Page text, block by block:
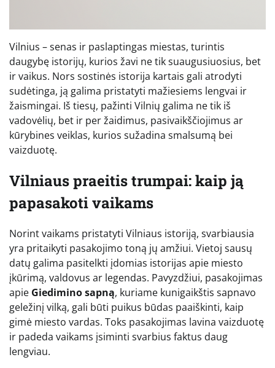
Vilnius – senas ir paslaptingas miestas, turintis
daugybę istorijų, kurios žavi ne tik suaugusiuosius, bet
ir vaikus. Nors sostinės istorija kartais gali atrodyti
sudėtinga, ją galima pristatyti mažiesiems lengvai ir
žaismingai. Iš tiesų, pažinti Vilnių galima ne tik iš
vadovėlių, bet ir per žaidimus, pasivaikščiojimus ar
kūrybines veiklas, kurios sužadina smalsumą bei
vaizduotę.
Vilniaus praeitis trumpai: kaip ją
papasakoti vaikams
Norint vaikams pristatyti Vilniaus istoriją, svarbiausia
yra pritaikyti pasakojimo toną jų amžiui. Vietoj sausų
datų galima pasitelkti įdomias istorijas apie miesto
įkūrimą, valdovus ar legendas. Pavyzdžiui, pasakojimas
apie Giedimino sapną, kuriame kunigaikštis sapnavo
geležinį vilką, gali būti puikus būdas paaiškinti, kaip
gimė miesto vardas. Toks pasakojimas lavina vaizduotę
ir padeda vaikams įsiminti svarbius faktus daug
lengviau.